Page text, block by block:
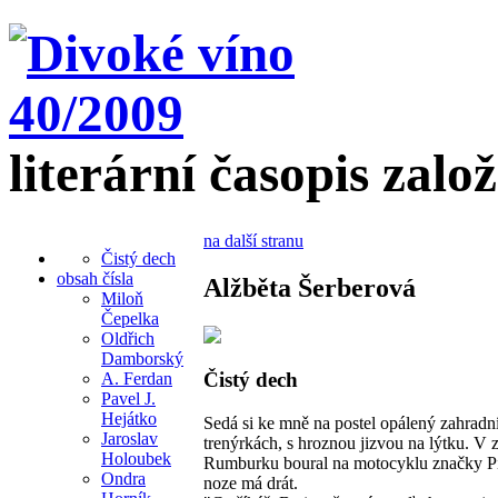
literární časopis
Čistý dech
obsah čísla
Miloň
Čepelka
Oldřich
Damborský
A. Ferdan
Pavel J.
Hejátko
Jaroslav
Holoubek
Ondra
na další stranu
Alžběta Šerberová
Čistý dech
Sedá si ke mně na postel opálený
trenýrkách, s hroznou jizvou na lýtku. V
Rumburku boural na motocyklu značky
noze má drát.